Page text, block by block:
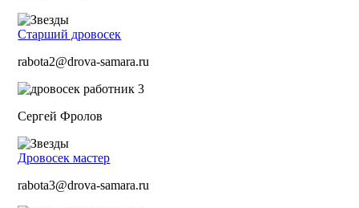
Старший дровосек
rabota2@drova-samara.ru
Сергей Фролов
Дровосек мастер
rabota3@drova-samara.ru